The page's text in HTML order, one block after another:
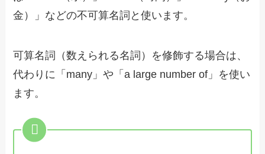
金）」などの不可算名詞と使います。
可算名詞（数えられる名詞）を修飾する場合は、
代わりに「many」や「a large number of」を使い
ます。